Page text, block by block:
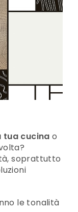
tua cucina o
soprattutto
le tonalità